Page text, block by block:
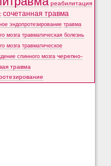
реабилитация
сочетанная травма
эндопротезирование травма
мозга травматическая болезнь
мозга травматическое
спинного мозга черепно-
травма